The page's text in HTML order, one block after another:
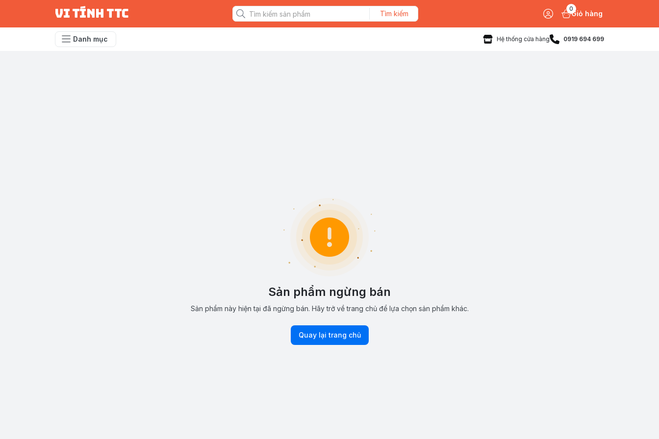
vi tính ttc Tìm kiếm
0
Giỏ hàng
Danh mục Hệ thống cửa hàng 0919 694 699
Sản phẩm ngừng bán
Sản phẩm này hiện tại đã ngừng bán. Hãy trở về trang chủ để lựa chọn sản phẩm khác.
Quay lại trang chủ